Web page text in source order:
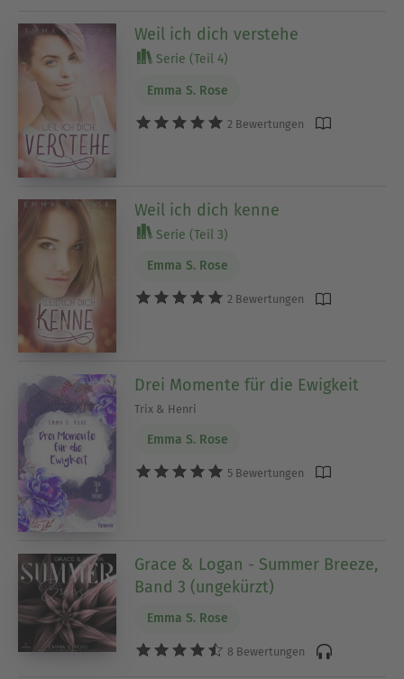
Weil ich dich verstehe
Serie (Teil 4)
Emma S. Rose
2 Bewertungen
Weil ich dich kenne
Serie (Teil 3)
Emma S. Rose
2 Bewertungen
Drei Momente für die Ewigkeit
Trix & Henri
Emma S. Rose
5 Bewertungen
Grace & Logan - Summer Breeze,
Band 3 (ungekürzt)
Emma S. Rose
8 Bewertungen